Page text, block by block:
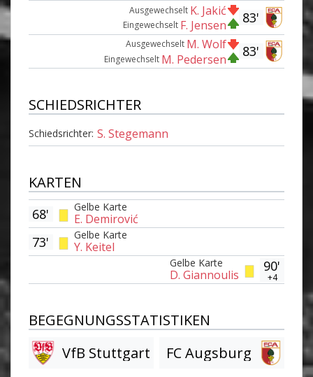
83'
Ausgewechselt K. Jakić
Eingewechselt F. Jensen
83'
Ausgewechselt M. Wolf
Eingewechselt M. Pedersen
SCHIEDSRICHTER
Schiedsrichter: S. Stegemann
KARTEN
Gelbe Karte
E. Demirović
68'
Gelbe Karte
Y. Keitel
73'
90'
+4
Gelbe Karte
D. Giannoulis
BEGEGNUNGSSTATISTIKEN
VfB Stuttgart
FC Augsburg